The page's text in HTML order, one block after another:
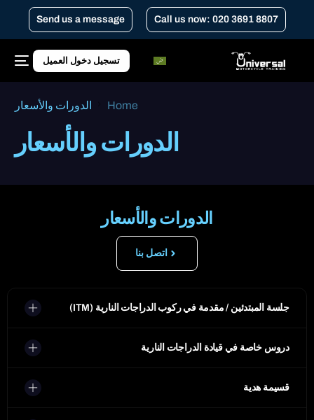
Call us now: 020 3691 8807
Send us a message
تسجيل دخول العميل
Home الدورات والأسعار
الدورات والأسعار
الدورات والأسعار
اتصل بنا
جلسة المبتدئين / مقدمة في ركوب الدراجات النارية (ITM)
دروس خاصة في قيادة الدراجات النارية
قسيمة هدية